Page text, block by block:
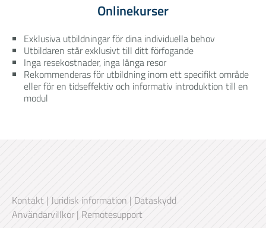
Onlinekurser
Exklusiva utbildningar för dina individuella behov
Utbildaren står exklusivt till ditt förfogande
Inga resekostnader, inga långa resor
Rekommenderas för utbildning inom ett specifikt område
eller för en tidseffektiv och informativ introduktion till en
modul
Kontakt | Juridisk information | Dataskydd
Användarvillkor | Remotesupport